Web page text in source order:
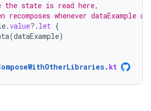
the state is read here,
recomposes whenever dataExample
.value?. let {
(dataExample)
. kt